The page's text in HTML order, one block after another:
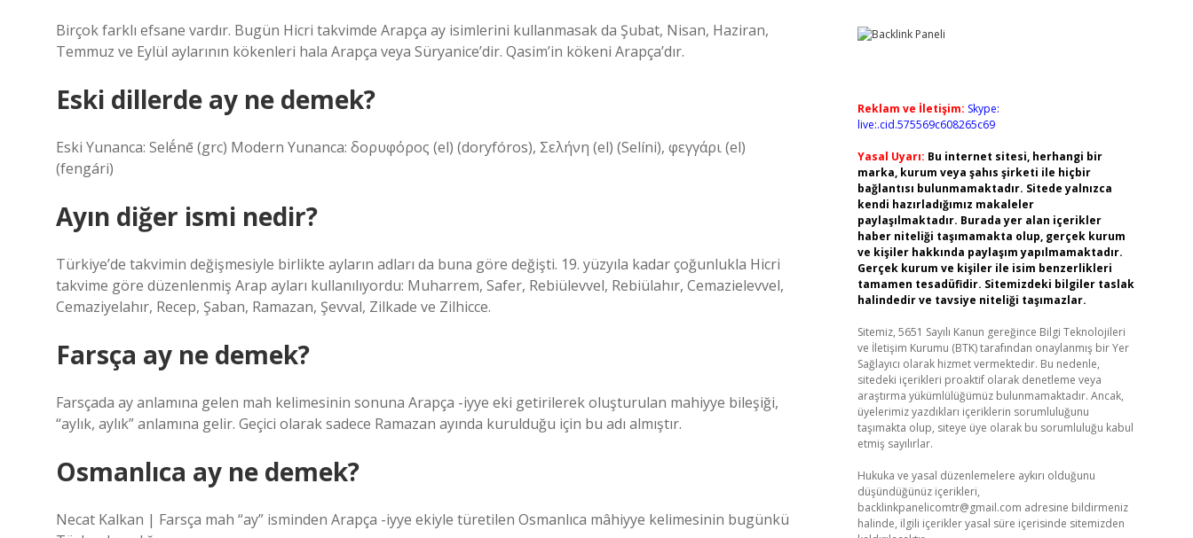
Birçok farklı efsane vardır. Bugün Hicri takvimde Arapça ay isimlerini kullanmasak da Şubat, Nisan, Haziran,
Temmuz ve Eylül aylarının kökenleri hala Arapça veya Süryanice’dir. Qasim’in kökeni Arapça’dır.
Eski dillerde ay ne demek?
Eski Yunanca: Selḗnē (grc) Modern Yunanca: δορυφόρος (el) (doryfóros), Σελήνη (el) (Selíni), φεγγάρι (el)
(fengári)
Ayın diğer ismi nedir?
Türkiye’de takvimin değişmesiyle birlikte ayların adları da buna göre değişti. 19. yüzyıla kadar çoğunlukla Hicri
takvime göre düzenlenmiş Arap ayları kullanılıyordu: Muharrem, Safer, Rebiülevvel, Rebiülahır, Cemazielevvel,
Cemaziyelahır, Recep, Şaban, Ramazan, Şevval, Zilkade ve Zilhicce.
Farsça ay ne demek?
Farsçada ay anlamına gelen mah kelimesinin sonuna Arapça -iyye eki getirilerek oluşturulan mahiyye bileşiği,
“aylık, aylık” anlamına gelir. Geçici olarak sadece Ramazan ayında kurulduğu için bu adı almıştır.
Osmanlıca ay ne demek?
Necat Kalkan | Farsça mah “ay” isminden Arapça -iyye ekiyle türetilen Osmanlıca mâhiyye kelimesinin bugünkü
Reklam ve İletişim: Skype:
live:.cid.575569c608265c69
Yasal Uyarı: Bu internet sitesi, herhangi bir
marka, kurum veya şahıs şirketi ile hiçbir
bağlantısı bulunmamaktadır. Sitede yalnızca
kendi hazırladığımız makaleler
paylaşılmaktadır. Burada yer alan içerikler
haber niteliği taşımamakta olup, gerçek kurum
ve kişiler hakkında paylaşım yapılmamaktadır.
Gerçek kurum ve kişiler ile isim benzerlikleri
tamamen tesadüfidir. Sitemizdeki bilgiler taslak
halindedir ve tavsiye niteliği taşımazlar.
Sitemiz, 5651 Sayılı Kanun gereğince Bilgi Teknolojileri
ve İletişim Kurumu (BTK) tarafından onaylanmış bir Yer
Sağlayıcı olarak hizmet vermektedir. Bu nedenle,
sitedeki içerikleri proaktif olarak denetleme veya
araştırma yükümlülüğümüz bulunmamaktadır. Ancak,
üyelerimiz yazdıkları içeriklerin sorumluluğunu
taşımakta olup, siteye üye olarak bu sorumluluğu kabul
etmiş sayılırlar.
Hukuka ve yasal düzenlemelere aykırı olduğunu
düşündüğünüz içerikleri,
backlinkpanelicomtr@gmail.com adresine bildirmeniz
halinde, ilgili içerikler yasal süre içerisinde sitemizden